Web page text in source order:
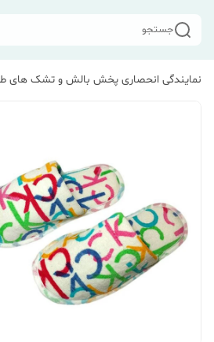
جستجو
نمایندگی انحصاری پخش بالش و تشک های